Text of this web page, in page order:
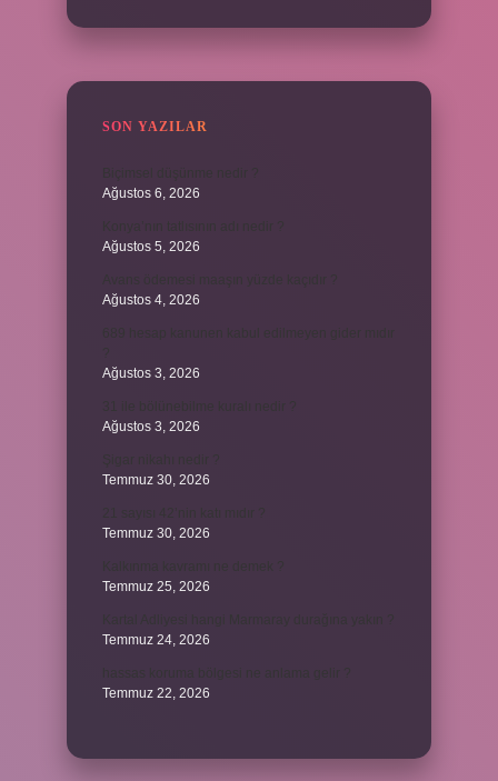
SON YAZILAR
Ağustos 6, 2026
Ağustos 5, 2026
Ağustos 4, 2026
Ağustos 3, 2026
Ağustos 3, 2026
Temmuz 30, 2026
Temmuz 30, 2026
Temmuz 25, 2026
Temmuz 24, 2026
Temmuz 22, 2026